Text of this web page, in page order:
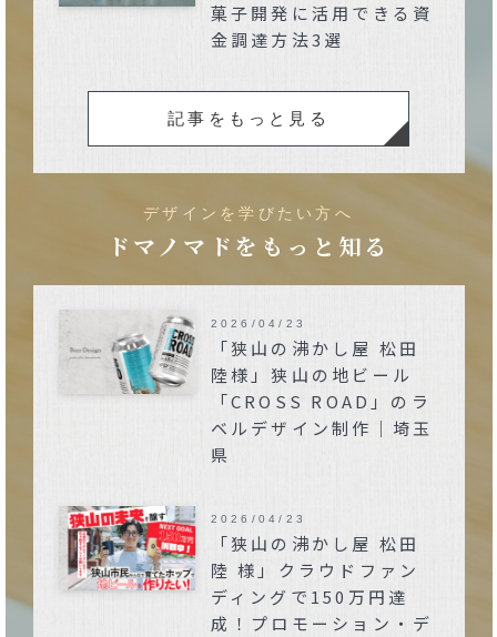
菓子開発に活用できる資
金調達方法3選
記事をもっと見る
デザインを学びたい方へ
ドマノマドをもっと知る
「狭山の沸かし屋 松田
陸様」狭山の地ビール
「CROSS ROAD」のラ
ベルデザイン制作｜埼玉
県
2026/04/23
「狭山の沸かし屋 松田
陸 様」クラウドファン
ディングで150万円達
成！プロモーション・デ
2026/04/23